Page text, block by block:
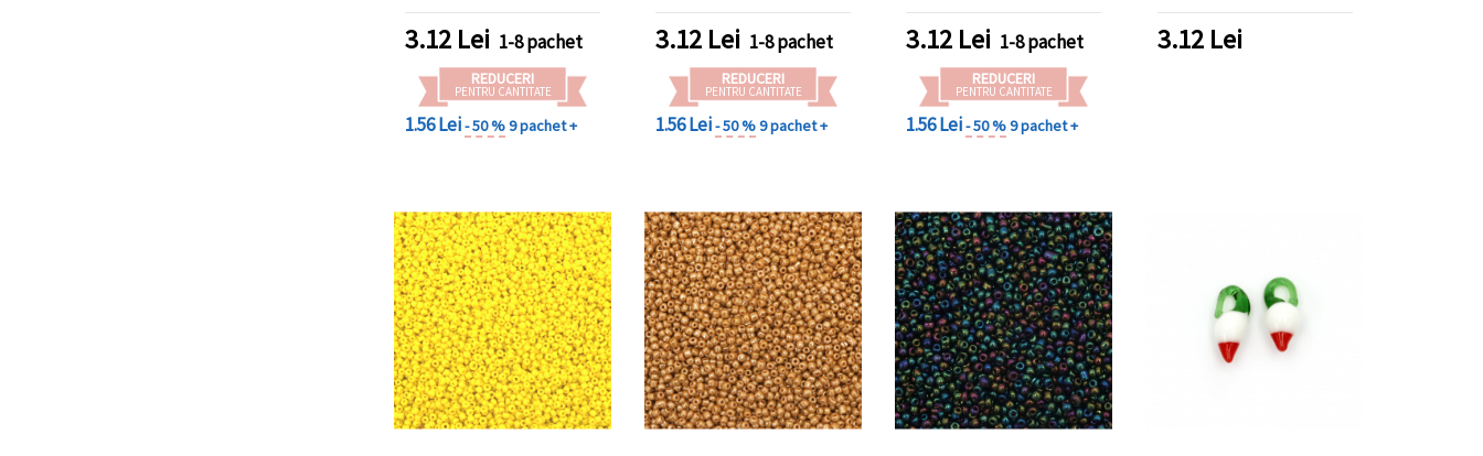
proiecte craft
3.12 Lei 1-8 pachet
REDUCERI
PENTRU CANTITATE
1.56 Lei- 50 %9 pachet +
3.12 Lei 1-8 pachet
REDUCERI
PENTRU CANTITATE
1.56 Lei- 50 %9 pachet +
bijuterii handmade
3.12 Lei 1-8 pachet
REDUCERI
PENTRU CANTITATE
1.56 Lei- 50 %9 pachet +
decorațiuni
3.12Lei